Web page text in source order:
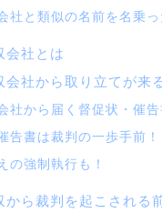
社と類似の名前を名乗
会社とは
会社から取り立てが来
社から届く督促状・催告
告書は裁判の一歩手前！
の強制執行も！
から裁判を起こされる